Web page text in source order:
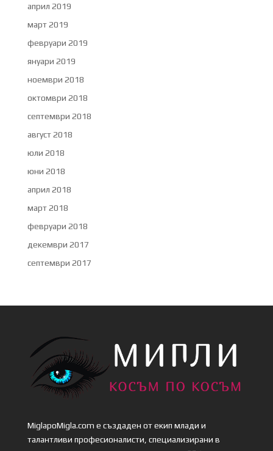
април 2019
март 2019
февруари 2019
януари 2019
ноември 2018
октомври 2018
септември 2018
август 2018
юли 2018
юни 2018
април 2018
март 2018
февруари 2018
декември 2017
септември 2017
MiglapoMigla.com е създаден от екип млади и
талантливи професионалисти, специализирани в